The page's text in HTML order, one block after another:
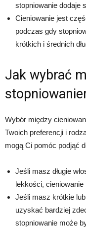
stopniowanie dodaje
Cieniowanie jest
podczas gdy
krótkich i średnich
Jak wybrać
Wybór między
Twoich preferencji i
mogą Ci pomóc podjąć
Jeśli masz długie
lekkości,
Jeśli masz krótkie
uzyskać bardziej
stopniowanie może